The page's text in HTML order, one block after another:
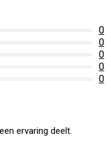
0
0
0
0
0
ervaring deelt.